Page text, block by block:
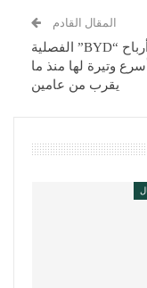
المقال القادم
ارتفاع أرباح “BYD” الفصلية
وتيرة لها منذ ما
يقرب من عامين